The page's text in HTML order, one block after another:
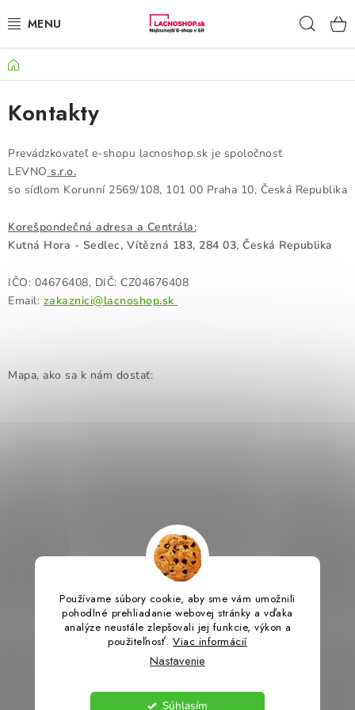
Používame súbory cookie, aby sme vám umožnili
pohodlné prehliadanie webovej stránky a vďaka
analýze neustále zlepšovali jej funkcie, výkon a
použiteľnosť.Viac informácií
Nastavenie
Súhlasím
na
NAŠE AKCIE!
NAŠE NOVINKY!
POTRAVINY
DOMÁCNOSŤ
NÁBYTOK
ELEKTRO
PRE DETI
AUTO-MOTO
PRODUKTY HISTORICKE BEZ ZASOBY
Domov
Kontakty
Prevádzkovateľ e-shopu lacnoshop.sk je spoločnosť
LEVNO s.r.o.
so sídlom Korunní 2569/108, 101 00 Praha 10, Česká Republika
Korešpondečná adresa a Centrála:
Kutná Hora - Sedlec, Vítězná 183, 284 03, Česká Republika
IČO: 04676408, DIČ: CZ04676408
Email: zakaznici@lacnoshop.sk
Mapa, ako sa k nám dostať: